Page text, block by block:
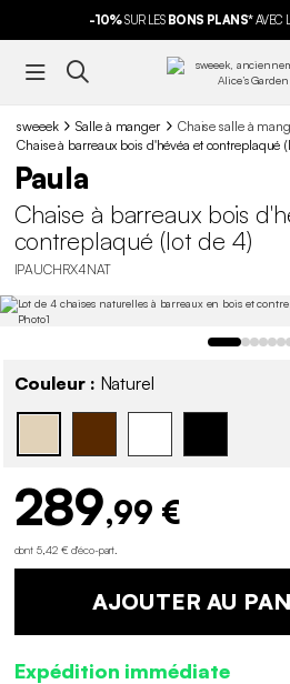
-10%SUR LES BONS PLANS*AVEC
sweeek Salle à manger
Chaise salle à
Chaise à barreaux bois d'hévéa et contreplaqué
Paula
Chaise à barreaux bois
contreplaqué (lot de 4)
IPAUCHRX4NAT
Couleur : Naturel
289,99 €
dont 5,42 € d'éco-part
AJOUTER AU
Expédition immédiate